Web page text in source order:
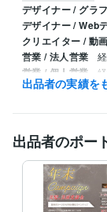
デザイナー / グラ
デザイナー / Web
クリエイター / 動
営業 / 法人営業
営業 / 個人営業
株式会社インクル
資格・検定
普通自動車第一種
ホームヘルパー2級
ビジネス・ク
出品者の実績を
出品者のポー